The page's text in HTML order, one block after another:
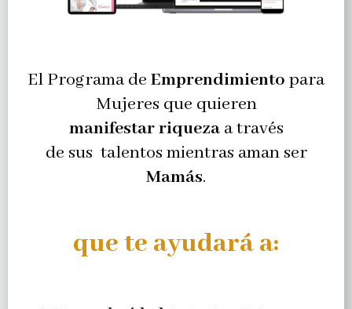
El Programa de Emprendimiento para
Mujeres que quieren
manifestarriquezaa través
de sus talentos mientras aman ser
Mamás.
que te ayudará a: